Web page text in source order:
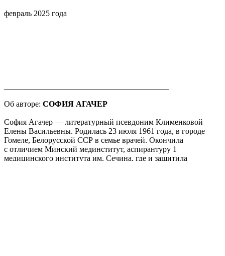
февраль 2025 года
Об авторе: СОФИЯ АГАЧЕР
София Агачер — литературный псевдоним Клименковой
Елены Васильевны. Родилась 23 июля 1961 года, в городе
Гомеле, Белорусской ССР в семье врачей. Окончила
с отличием Минский мединститут, аспирантуру 1
медицинского института им. Сечина, где и защитила